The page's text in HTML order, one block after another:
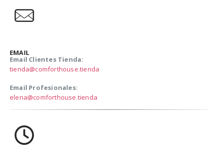
EMAIL
Email Clientes Tienda:
tienda@comforthouse.tienda
Email Profesionales:
elena@comforthouse.tienda